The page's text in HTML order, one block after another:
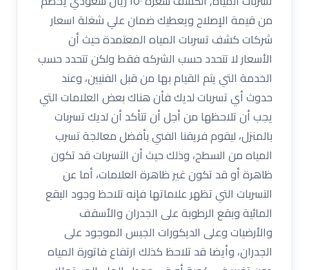
من قيمة الإصلاح ويعطيك ضمان علي شغلة اسعار
شركات كشف تسربات المياه المعتمدة حيث أن
الأسعار لا تتحدد حسب الشركه فقط ولكن تتحدد حسب
الخدمة التي يتم القيام بها من قبل الفنيين، وعند
حدوث أي تسربات لديك فأن هناك بعض العلامات التي
يجب أن تلاحظها من أجل أن تتأكد أن لديك تسربات
بالمنزل، ليقوم فريقنا الفني بأفضل معالجة تسرب
المياه من السطح، وذلك حيث أن التسربات قد تكون
ظاهرة أو قد تكون غير ظاهرة العلامات، أما عن
التسربات التي تظهر علاماتها فإنه تلاحظ وجود البقع
المائية وبقع الرطوبة على الجدران والأسقف
والأرضيات وعلى الديكورات الجبس الموجود على
الجدران، وأيضا قد تلاحظ كذلك ارتفاع فاتورة المياه